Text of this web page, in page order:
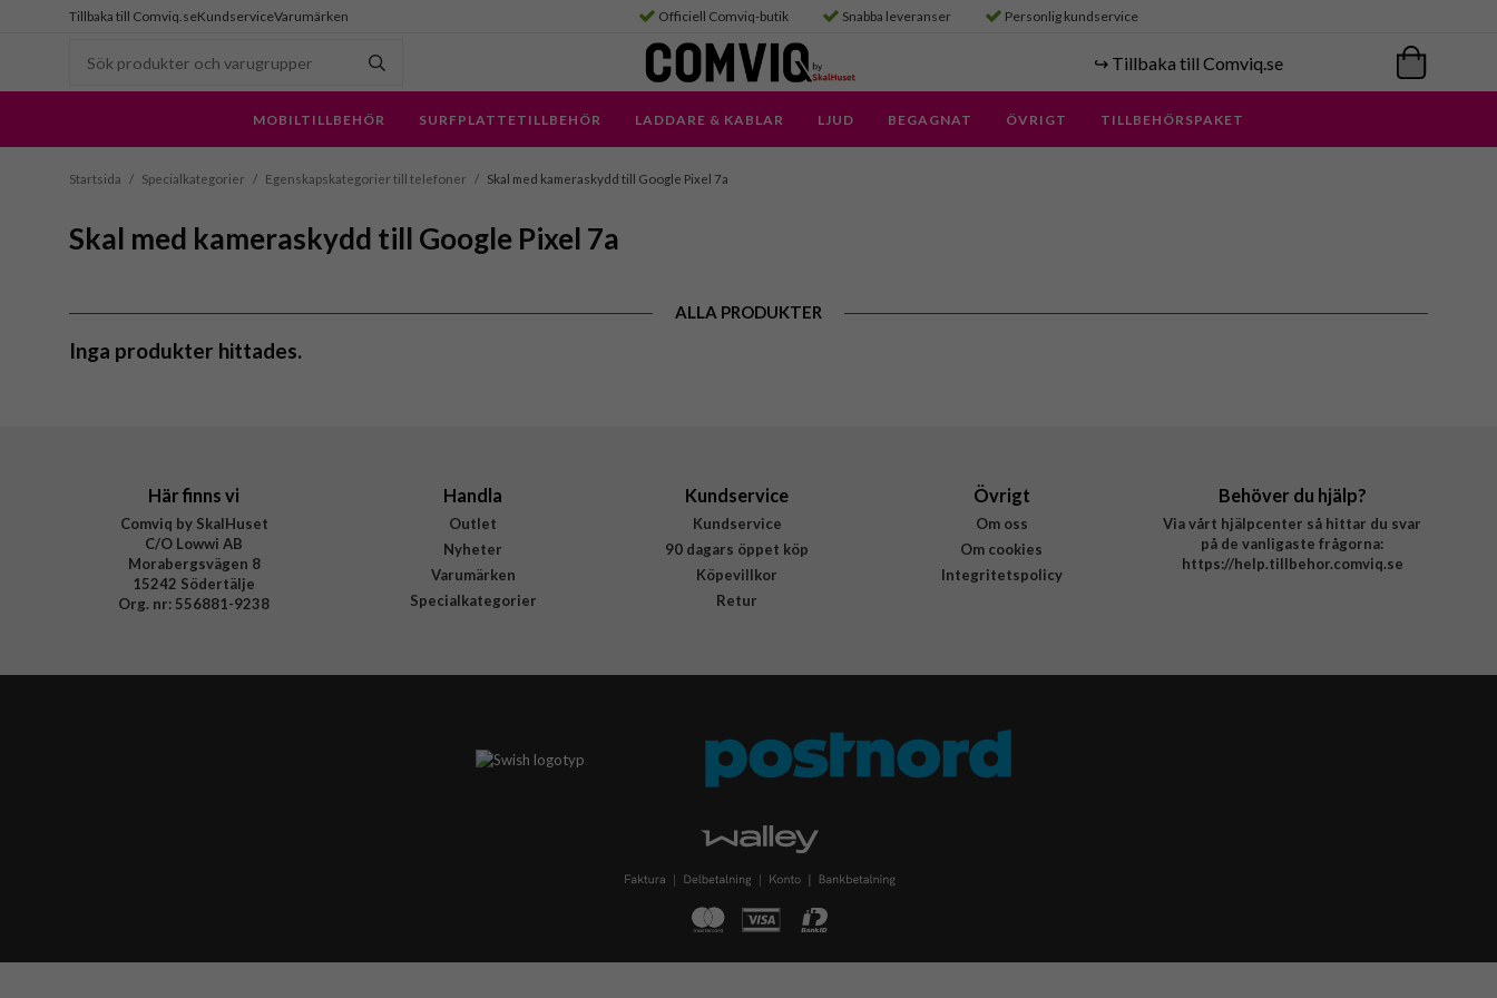
Tillbaka till Comviq.seKundserviceVarumärken Officiell Comviq-butik Snabba leveranser Personlig kundservice
↪️ Tillbaka till Comviq.se
MOBILTILLBEHÖR SURFPLATTETILLBEHÖR LADDARE & KABLAR LJUD BEGAGNAT ÖVRIGT TILLBEHÖRSPAKET
Startsida / Specialkategorier / Egenskapskategorier till telefoner / Skal med kameraskydd till Google Pixel 7a
Skal med kameraskydd till Google Pixel 7a
ALLA PRODUKTER
Inga produkter hittades.
Här finns vi
Comviq by SkalHuset
C/O Lowwi AB
Morabergsvägen 8
15242 Södertälje
Org. nr: 556881-9238
Handla
Outlet
Nyheter
Varumärken
Specialkategorier
Kundservice
Kundservice
90 dagars öppet köp
Köpevillkor
Retur
Övrigt
Om oss
Om cookies
Integritetspolicy
Behöver du hjälp?
Via vårt hjälpcenter så hittar du svar
på de vanligaste frågorna:
https://help.tillbehor.comviq.se